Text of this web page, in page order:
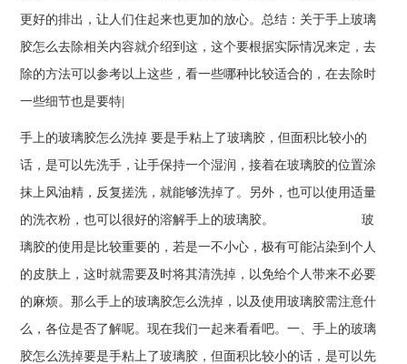
更好的排出，让人们住起来也更加的放心。总结：关于手上玻璃
胶怎么去除相关内容就介绍到这，这个要根据实际情况来定，去
除的方法可以参考以上这些，看一些哪种比较适合的，在去除时
一些细节也是要特|
手上的玻璃胶怎么洗掉 要是手粘上了玻璃胶，但面积比较小的
话，是可以先洗手，让手保持一个湿润，接着在玻璃胶的位置涂
抹上风油精，反复搓洗，就能够洗掉了。另外，也可以使用适量
的洗衣粉，也可以很好的溶解手上的玻璃胶。 玻
璃胶的使用是比较重要的，若是一不小心，极有可能沾染到个人
的皮肤上，这时就需要及时将其清洗掉，以免给个人带来不必要
的麻烦。那么手上的玻璃胶怎么洗掉，以及使用玻璃胶需注意什
么，各位是否了解呢。现在我们一起来看看吧。一、手上的玻璃
胶怎么洗掉要是手粘上了玻璃胶，但面积比较小的话，是可以先